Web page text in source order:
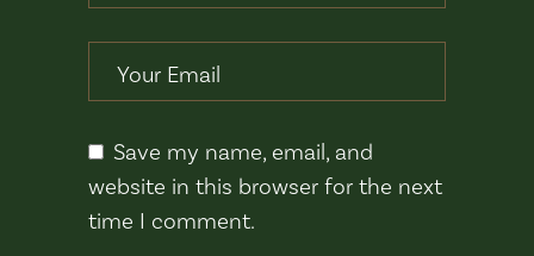
Save my name, email, and
website in this browser for the next
time I comment.